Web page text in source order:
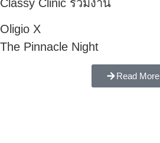
Classy Clinic ร่วมงาน
Oligio X
The Pinnacle Night
Read More